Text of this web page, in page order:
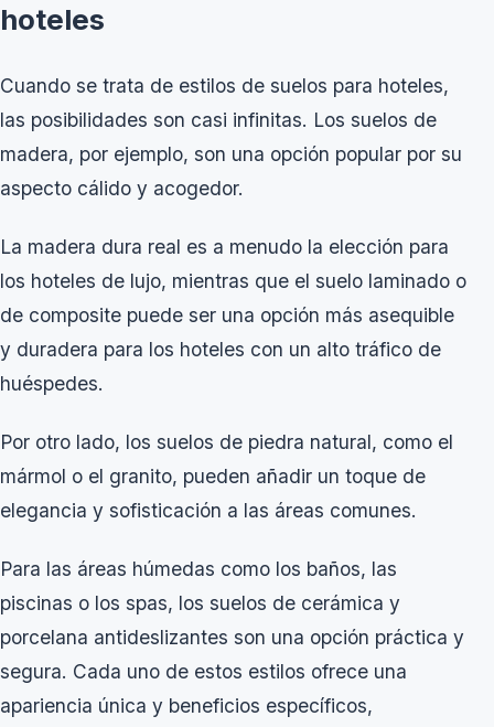
hoteles
Cuando se trata de estilos de suelos para hoteles,
las posibilidades son casi infinitas. Los suelos de
madera, por ejemplo, son una opción popular por su
aspecto cálido y acogedor.
La madera dura real es a menudo la elección para
los hoteles de lujo, mientras que el suelo laminado o
de composite puede ser una opción más asequible
y duradera para los hoteles con un alto tráfico de
huéspedes.
Por otro lado, los suelos de piedra natural, como el
mármol o el granito, pueden añadir un toque de
elegancia y sofisticación a las áreas comunes.
Para las áreas húmedas como los baños, las
piscinas o los spas, los suelos de cerámica y
porcelana antideslizantes son una opción práctica y
segura. Cada uno de estos estilos ofrece una
apariencia única y beneficios específicos,